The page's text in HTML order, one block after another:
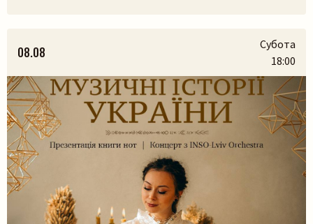
дівоцтво і парубоцтво в українській традиції з
проєктом «Домів», […]
08.08
Субота
18:00